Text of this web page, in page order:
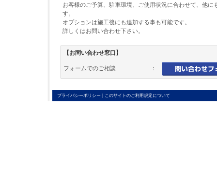
お客様のご予算、駐車環境、ご使用状況に合わせて、他に
す。
オプションは施工後にも追加する事も可能です。
詳しくはお問い合わせ下さい。
【お問い合わせ窓口】
フォームでのご相談 ：
プライバシーポリシー | このサイトのご利用規定について